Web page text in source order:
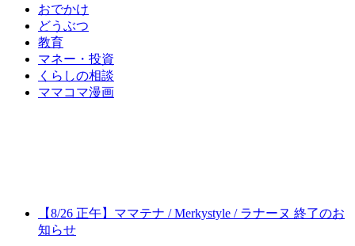
おでかけ
どうぶつ
教育
マネー・投資
くらしの相談
ママコマ漫画
【8/26 正午】ママテナ / Merkystyle / ラナーヌ 終了のお
知らせ